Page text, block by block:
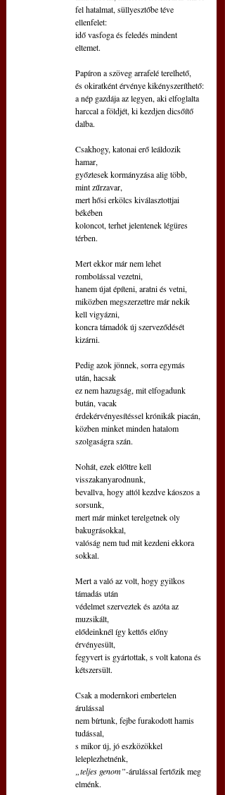
fel hatalmat, süllyesztőbe téve
ellenfelet:
idő vasfoga és feledés mindent
eltemet.
Papíron a szöveg arrafelé terelhető,
és okiratként érvénye kikényszeríthető:
a nép gazdája az legyen, aki elfoglalta
harccal a földjét, ki kezdjen dicsőítő
dalba.
Csakhogy, katonai erő leáldozik
hamar,
győztesek kormányzása alig több,
mint zűrzavar,
mert hősi erkölcs kiválasztottjai
békében
koloncot, terhet jelentenek légüres
térben.
Mert ekkor már nem lehet
rombolással vezetni,
hanem újat építeni, aratni és vetni,
miközben megszerzettre már nekik
kell vigyázni,
koncra támadók új szerveződését
kizárni.
Pedig azok jönnek, sorra egymás
után, hacsak
ez nem hazugság, mit elfogadunk
bután, vacak
érdekérvényesítéssel krónikák piacán,
közben minket minden hatalom
szolgaságra szán.
Nohát, ezek előttre kell
visszakanyarodnunk,
bevallva, hogy attól kezdve káoszos a
sorsunk,
mert már minket terelgetnek oly
bakugrásokkal,
valóság nem tud mit kezdeni ekkora
sokkal.
Mert a való az volt, hogy gyilkos
támadás után
védelmet szerveztek és azóta az
muzsikált,
elődeinknél így kettős előny
érvényesült,
fegyvert is gyártottak, s volt katona és
kétszersült.
Csak a modernkori embertelen
árulással
nem bírtunk, fejbe furakodott hamis
tudással,
s mikor új, jó eszközökkel
leleplezhetnénk,
„teljes genom”-árulással fertőzik meg
elménk.